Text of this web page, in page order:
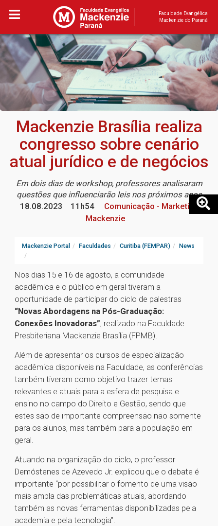
Faculdade Evangélica
Mackenzie do Paraná
Mackenzie Brasília realiza
congresso sobre cenário
atual jurídico e de negócios
Em dois dias de workshop, professores analisaram
questões que influenciarão leis nos próximos anos
18.08.2023
11h54
Comunicação - Marketing
Mackenzie
Mackenzie Portal Faculdades Curitiba (FEMPAR) News
Nos dias 15 e 16 de agosto, a comunidade
acadêmica e o público em geral tiveram a
oportunidade de participar do ciclo de palestras
“Novas Abordagens na Pós-Graduação:
Conexões Inovadoras”, realizado na Faculdade
Presbiteriana Mackenzie Brasília (FPMB).
Além de apresentar os cursos de especialização
acadêmica disponíveis na Faculdade, as conferências
também tiveram como objetivo trazer temas
relevantes e atuais para a esfera de pesquisa e
ensino no campo do Direito e Gestão, sendo que
estes são de importante compreensão não somente
para os alunos, mas também para a população em
geral.
Atuando na organização do ciclo, o professor
Demóstenes de Azevedo Jr. explicou que o debate é
importante “por possibilitar o fomento de uma visão
mais ampla das problemáticas atuais, abordando
também as novas ferramentas disponibilizadas pela
academia e pela tecnologia”.